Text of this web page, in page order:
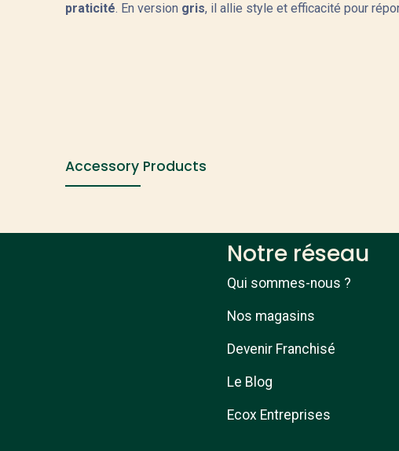
praticité. En version gris, il allie style et efficacité pour
Accessory Products
Notre réseau
Qui sommes-nous ?
Nos magasins
Devenir Franchisé
Le Blog
Ecox Entreprises